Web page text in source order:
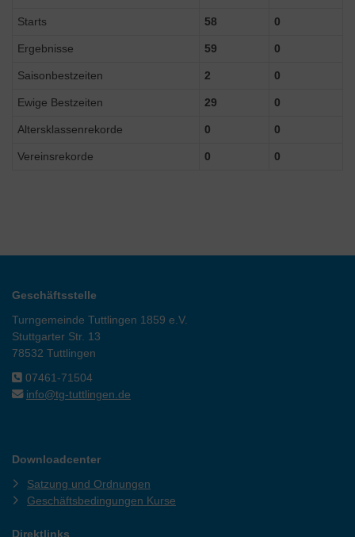
Starts 58 0
Ergebnisse 59 0
Saisonbestzeiten 2 0
Ewige Bestzeiten 29 0
Altersklassenrekorde 0 0
Vereinsrekorde 0 0
Geschäftsstelle
Turngemeinde Tuttlingen 1859 e.V.
Stuttgarter Str. 13
78532 Tuttlingen
07461-71504
info@tg-tuttlingen.de
Downloadcenter
Satzung und Ordnungen
Geschäftsbedingungen Kurse
Direktlinks